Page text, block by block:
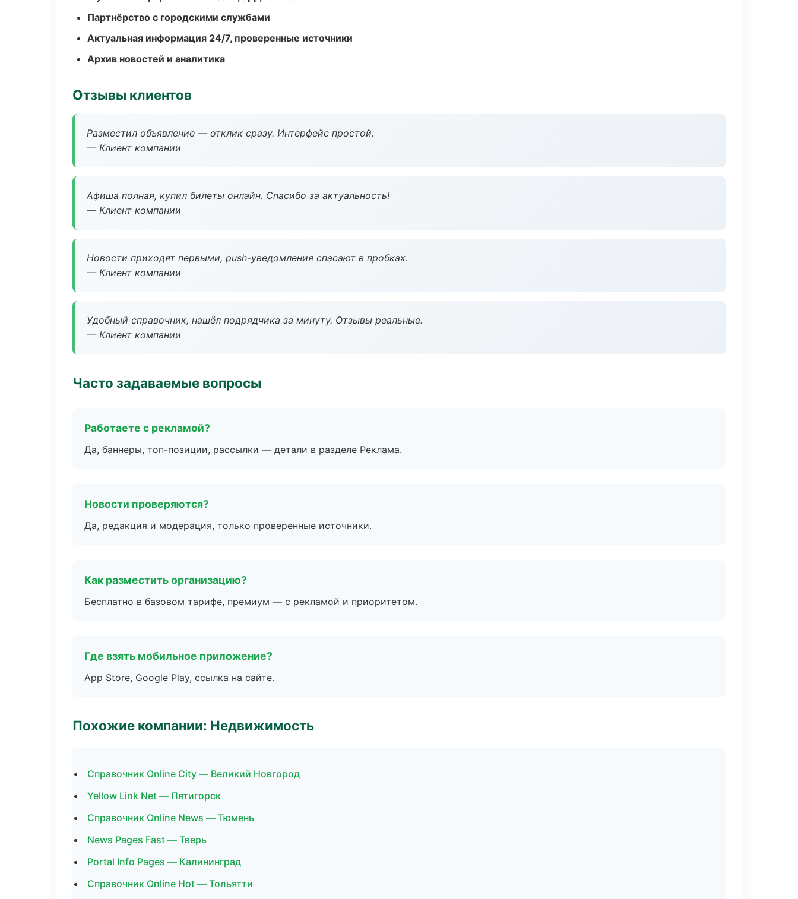
Партнёрство с городскими службами
Актуальная информация 24/7, проверенные источники
Архив новостей и аналитика
Отзывы клиентов
Разместил объявление — отклик сразу. Интерфейс простой.
— Клиент компании
Афиша полная, купил билеты онлайн. Спасибо за актуальность!
— Клиент компании
Новости приходят первыми, push-уведомления спасают в пробках.
— Клиент компании
Удобный справочник, нашёл подрядчика за минуту. Отзывы реальные.
— Клиент компании
Часто задаваемые вопросы
Работаете с рекламой?
Да, баннеры, топ-позиции, рассылки — детали в разделе Реклама.
Новости проверяются?
Да, редакция и модерация, только проверенные источники.
Как разместить организацию?
Бесплатно в базовом тарифе, премиум — с рекламой и приоритетом.
Где взять мобильное приложение?
App Store, Google Play, ссылка на сайте.
Похожие компании: Недвижимость
Справочник Online City — Великий Новгород
Yellow Link Net — Пятигорск
Справочник Online News — Тюмень
News Pages Fast — Тверь
Portal Info Pages — Калининград
Справочник Online Hot — Тольятти